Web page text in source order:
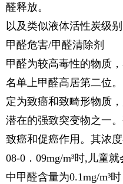
醛释放。
以及类似液体活性炭级
甲醛危害/甲醛清除剂
甲醛为较高毒性的物质
名单上甲醛高居第二位
定为致癌和致畸形物质
潜在的强致突变物之一
致癌和促癌作用。其浓
08-0．09mg/m³时,儿童
中甲醛含量为0.1mg/m³